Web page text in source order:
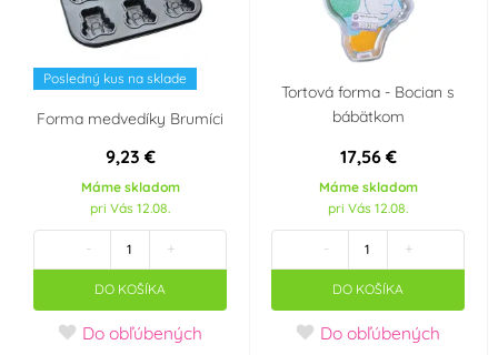
Silikomart (8) Wilton (4)
Hliník (3) Silikon (10)
Party téma
Svatba Srdce - Valentýn
Fotbal
Posledný kus na sklade
Forma medvedíky Brumíci
9,23 €
Máme skladom
pri Vás 12.08.
- +
DO KOŠÍKA
Do obľúbených
Tortová forma - Bocian s
bábätkom
17,56 €
Máme skladom
pri Vás 12.08.
- +
DO KOŠÍKA
Do obľúbených